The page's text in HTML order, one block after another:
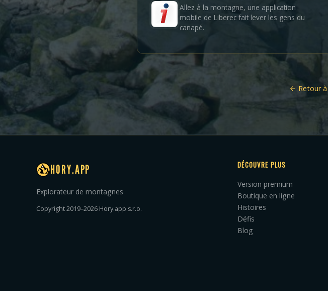
Allez à la montagne, une application
mobile de Liberec fait lever les gens du
canapé.
Retour
HORY.APP
Explorateur de montagnes
Copyright 2019–2026 Hory.app s.r.o.
DÉCOUVRE PLUS
Version premium
Boutique en ligne
Histoires
Défis
Blog